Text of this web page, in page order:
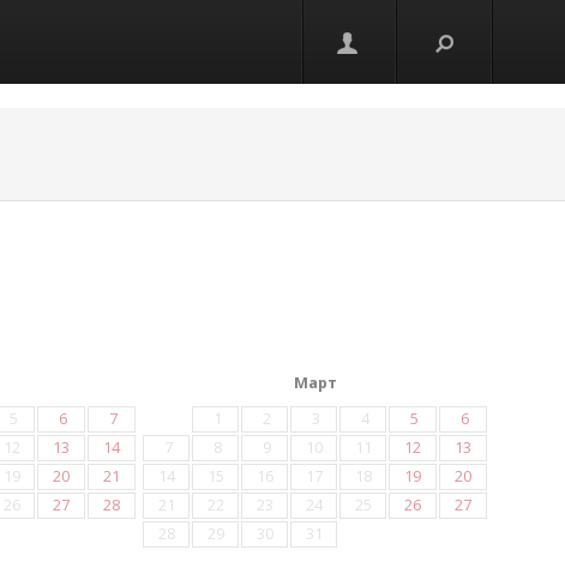
5 6
7
12 13
14
19 20
21
26 27
28
Март
1
2 3 4 5
6
7
8 9 10 11 12
13
14
15 16 17 18 19
20
21
22 23 24 25 26
27
28
29 30 31